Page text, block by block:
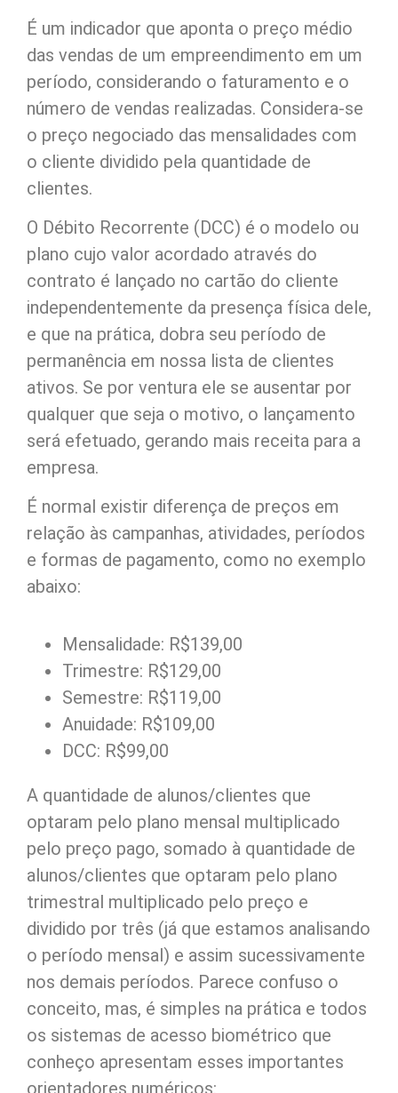
É um indicador que aponta o preço médio
das vendas de um empreendimento em um
período, considerando o faturamento e o
número de vendas realizadas. Considera-se
o preço negociado das mensalidades com
o cliente dividido pela quantidade de
clientes.
O Débito Recorrente (DCC) é o modelo ou
plano cujo valor acordado através do
contrato é lançado no cartão do cliente
independentemente da presença física dele,
e que na prática, dobra seu período de
permanência em nossa lista de clientes
ativos. Se por ventura ele se ausentar por
qualquer que seja o motivo, o lançamento
será efetuado, gerando mais receita para a
empresa.
É normal existir diferença de preços em
relação às campanhas, atividades, períodos
e formas de pagamento, como no exemplo
abaixo:
Mensalidade: R$139,00
Trimestre: R$129,00
Semestre: R$119,00
Anuidade: R$109,00
DCC: R$99,00
A quantidade de alunos/clientes que
optaram pelo plano mensal multiplicado
pelo preço pago, somado à quantidade de
alunos/clientes que optaram pelo plano
trimestral multiplicado pelo preço e
dividido por três (já que estamos analisando
o período mensal) e assim sucessivamente
nos demais períodos. Parece confuso o
conceito, mas, é simples na prática e todos
os sistemas de acesso biométrico que
conheço apresentam esses importantes
orientadores numéricos: